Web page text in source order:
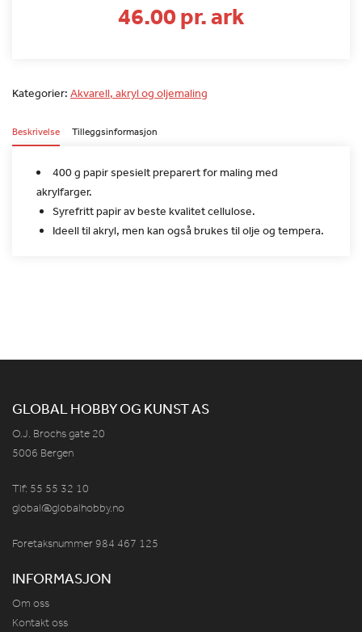
46.00 pr. ark
Kategorier: Akvarell, akryl og oljemaling
Beskrivelse Tilleggsinformasjon
400 g papir spesielt preparert for maling med
akrylfarger.
Syrefritt papir av beste kvalitet cellulose.
Ideell til akryl, men kan også brukes til olje og tempera.
GLOBAL HOBBY OG KUNST AS
O.J. Brochs gate 20
5006 Bergen
Tlf: 55 55 32 10
global@globalhobby.no
Foretaksnummer 984 467 125
INFORMASJON
Om oss
Kontakt oss